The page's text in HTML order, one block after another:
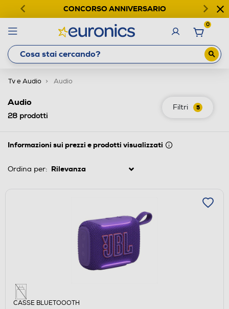
CONCORSO ANNIVERSARIO
0
Tv e Audio Audio
Filtri 5
Audio
28 prodotti
Informazioni sui prezzi e prodotti visualizzati
Ordina per:
CASSE BLUETOOOTH